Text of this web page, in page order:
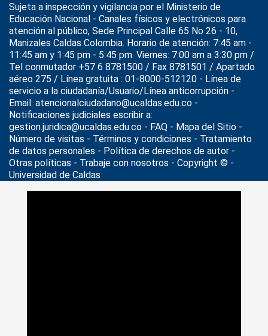
Noticias>Actualidad>Periodismo después del Covid, en
Sujeta a inspección y vigilancia por el Ministerio de
Educación Nacional - Canales físicos y electrónicos para
atención al público, Sede Principal Calle 65 No 26 - 10,
Manizales Caldas Colombia. Horario de atención: 7:45 am -
11:45 am y 1:45 pm - 5:45 pm. Viernes: 7:00 am a 3:30 pm /
Tel conmutador +57 6 8781500 / Fax 8781501 / Apartado
aéreo 275 / Línea gratuita : 01-8000-512120 - Línea de
servicio a la ciudadanía/Usuario/Línea anticorrupción -
Email: atencionalciudadano@ucaldas.edu.co -
Notificaciones judiciales escribir a:
gestion.juridica@ucaldas.edu.co - FAQ - Mapa del Sitio -
Número de visitas - Términos y condiciones - Tratamiento
de datos personales - Política de derechos de autor -
Otras políticas - Trabaje con nosotros - Copyright © -
Universidad de Caldas